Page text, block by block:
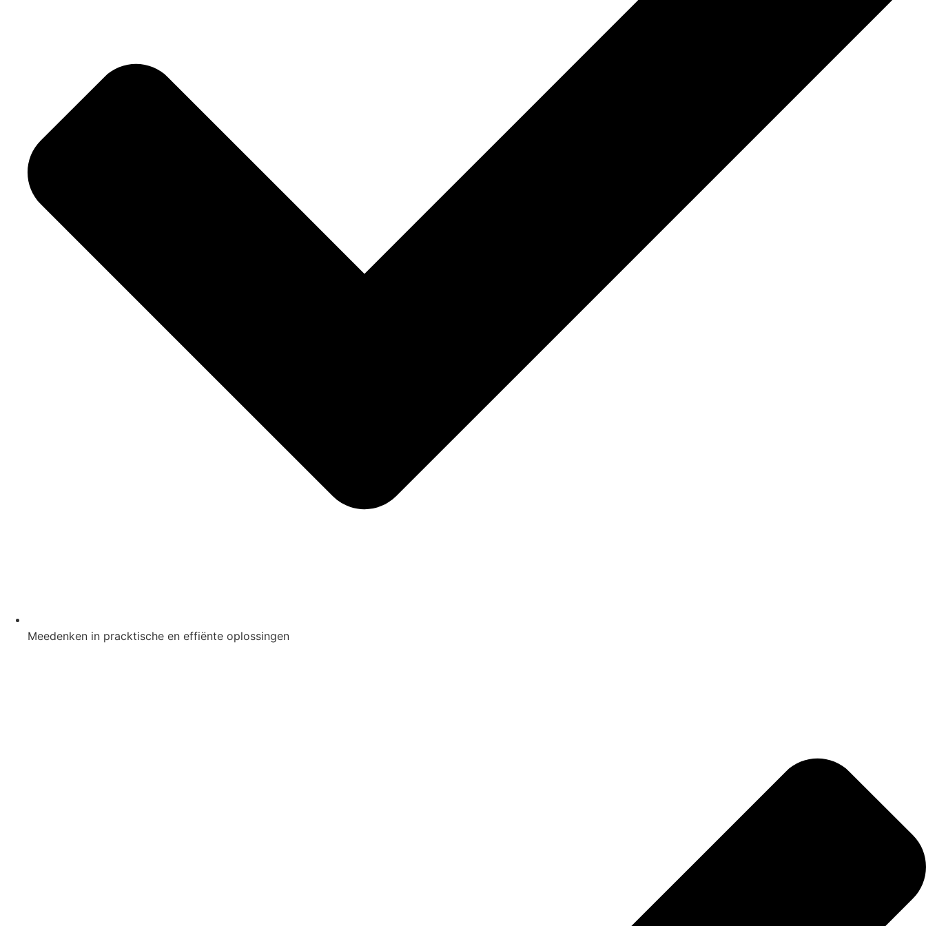
Meedenken in pracktische en effiënte oplossingen